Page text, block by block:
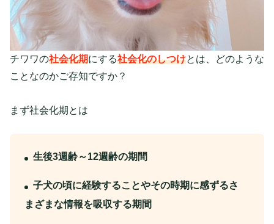
チワワの社会化期にする社会化のしつけとは、どのような
ことなのかご存知ですか？
まず社会化期とは
生後3週齢～12週齢の期間
子犬の頃に経験することやその時期に感ずるさ
まざまな情報を吸収する期間